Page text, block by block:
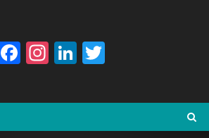
Facebook
Instagram
LinkedIn